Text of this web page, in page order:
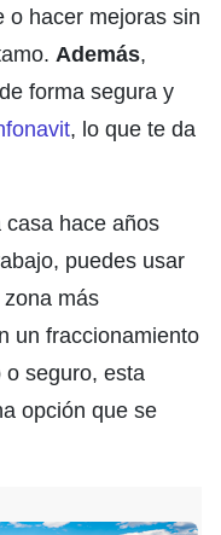
o hacer mejoras sin
Además,
forma segura y
, lo que te da
casa hace años
puedes usar
más
un fraccionamiento
o seguro, esta
opción que se